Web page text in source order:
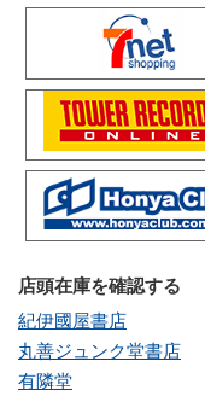
店頭在庫を確認する
紀伊國屋書店
丸善ジュンク堂書店
有隣堂